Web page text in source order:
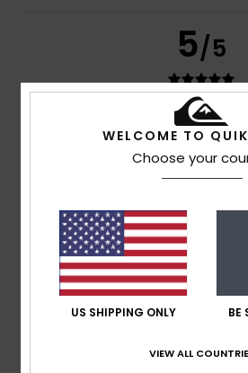
5/5
16. juli 2026
Perfect; from the size to the colour
Prijs-
Kleur: 5/5
5
The quality and fit are wonderful.
WELCOME TO
Choose your
US SHIPPING ONLY BE
VIEW ALL